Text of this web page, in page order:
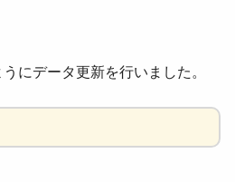
にデータ更新を行いました。